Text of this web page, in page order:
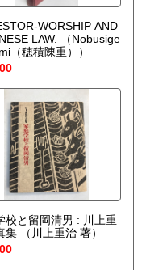
WORSHIP AND
LAW.
（Nobusige
（穂積陳重））
校と留岡清男 : 川上重
集
（川上重治 著）